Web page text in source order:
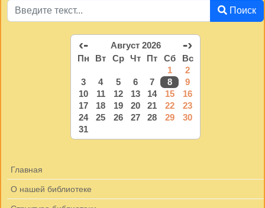
Поиск
‹- Август 2026 -›
Пн Вт Ср Чт Пт Сб
Вс
1
2
3
4 5 6 7 8
9
10
11 12 13 14 15
16
17
18 19 20 21 22
23
24
25 26 27 28 29
30
31
Главная
О нашей библиотеке